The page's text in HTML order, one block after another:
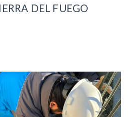
DEL FUEGO